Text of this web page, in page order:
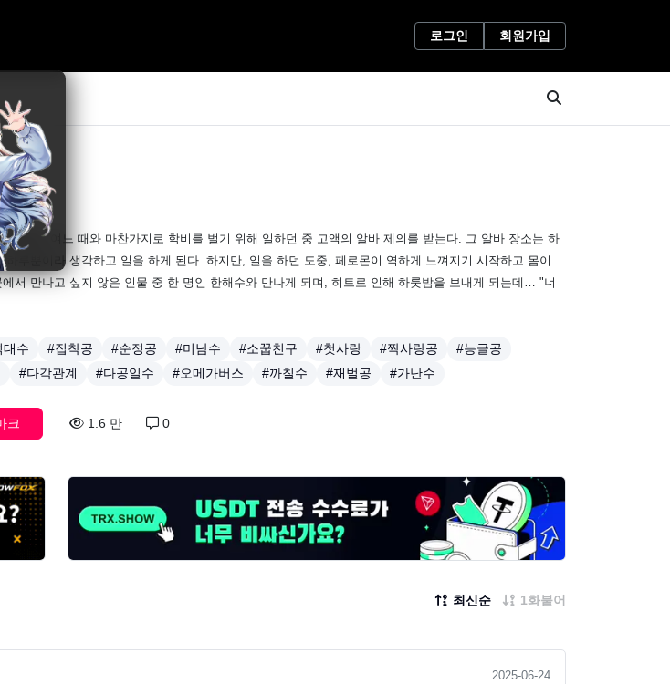
로그인 회원가입
규화는 여느 때와 마찬가지로 학비를 벌기 위해 일하던 중 고액의 알바 제의를 받는다. 그 알바 장소는 하
하루뿐이라 생각하고 일을 하게 된다. 하지만, 일을 하던 도중, 페로몬이 역하게 느껴지기 시작하고 몸이
서 만나고 싶지 않은 인물 중 한 명인 한해수와 만나게 되며, 히트로 인해 하룻밤을 보내게 되는데… "너
대수 #집착공 #순정공 #미남수 #소꿉친구 #첫사랑 #짝사랑공
#능글공
#다각관계 #다공일수 #오메가버스 #까칠수 #재벌공 #가난수
크 1.6 만 0
최신순 1화붙어
2025-06-24